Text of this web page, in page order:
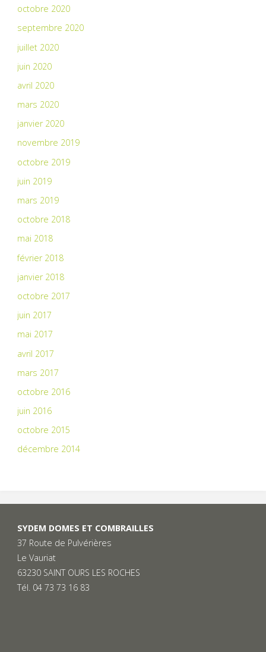
octobre 2020
septembre 2020
juillet 2020
juin 2020
avril 2020
mars 2020
janvier 2020
novembre 2019
octobre 2019
juin 2019
mars 2019
octobre 2018
mai 2018
février 2018
janvier 2018
octobre 2017
juin 2017
mai 2017
avril 2017
mars 2017
octobre 2016
juin 2016
octobre 2015
décembre 2014
SYDEM DOMES ET COMBRAILLES
37 Route de Pulvérières
Le Vauriat
63230 SAINT OURS LES ROCHES
Tél. 04 73 73 16 83